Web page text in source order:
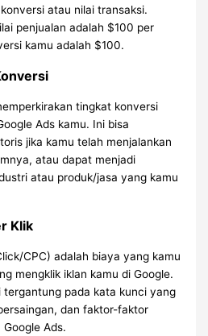
atau nilai transaksi.
penjualan adalah $100 per
kamu adalah $100.
tingkat konversi
Ads kamu. Ini bisa
jika kamu telah menjalankan
atau dapat menjadi
atau produk/jasa yang kamu
Klik
CPC) adalah biaya yang kamu
mengklik iklan kamu di Google.
tergantung pada kata kunci yang
dan faktor-faktor
Ads.